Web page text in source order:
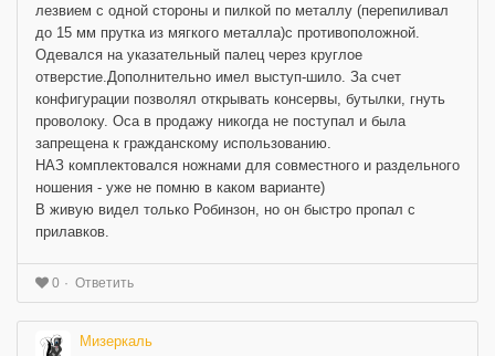
лезвием с одной стороны и пилкой по металлу (перепиливал
до 15 мм прутка из мягкого металла)с противоположной.
Одевался на указательный палец через круглое
отверстие.Дополнительно имел выступ-шило. За счет
конфигурации позволял открывать консервы, бутылки, гнуть
проволоку. Оса в продажу никогда не поступал и была
запрещена к гражданскому использованию.
НАЗ комплектовался ножнами для совместного и раздельного
ношения - уже не помню в каком варианте)
В живую видел только Робинзон, но он быстро пропал с
прилавков.
0 Ответить
Мизеркаль